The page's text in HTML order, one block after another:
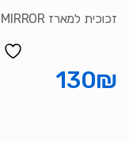
זכוכית למארז CX MIRROR
130₪